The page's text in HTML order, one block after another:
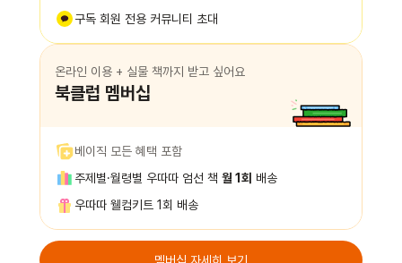
구독 회원 전용 커뮤니티 초대
온라인 이용 + 실물 책까지 받고 싶어요
북클럽 멤버십
베이직 모든 혜택 포함
주제별·월령별 우따따 엄선 책 월 1회 배송
우따따 웰컴키트 1회 배송